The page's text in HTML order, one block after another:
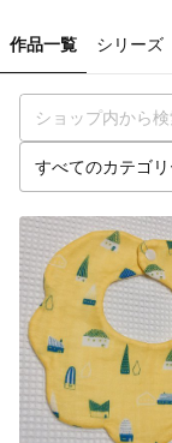
作品一覧 シリーズ